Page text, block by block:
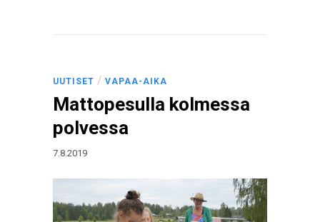
UUTISET / VAPAA-AIKA
Mattopesulla kolmessa
polvessa
7.8.2019